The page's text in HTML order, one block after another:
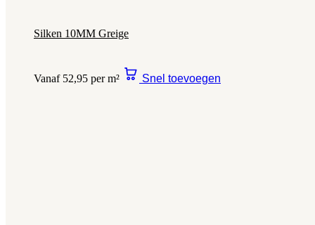
Silken 10MM Greige
Vanaf 52,95 per m² Snel toevoegen